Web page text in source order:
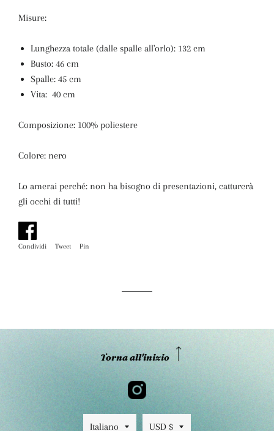
Misure:
Lunghezza totale (dalle spalle all'orlo): 132 cm
Busto: 46 cm
Spalle: 45 cm
Vita: 40 cm
Composizione: 100% poliestere
Colore: nero
Lo amerai perché: non ha bisogno di presentazioni, catturerà
gli occhi di tutti!
Condividi
Condividi
Tweet
Twitta
Pin
Lingua
Italiano Valuta
USD $
Torna all'inizio